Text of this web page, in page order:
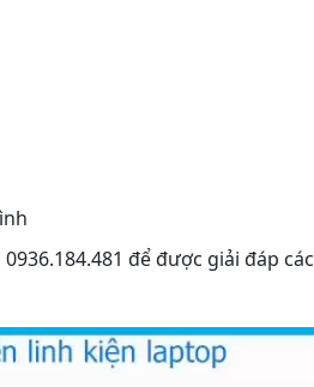
để được giải đáp các